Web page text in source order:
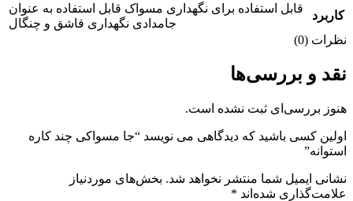
کاربرد
قابل استفاده برای نگهداری مسواک قابل استفاده به عنوان
جامدادی نگهداری قاشق و چنگال
نظرات (0)
نقد و بررسی‌ها
هنوز بررسی‌ای ثبت نشده است.
اولین کسی باشید که دیدگاهی می نویسد “جا مسواکی چند کاره
استوانه”
نشانی ایمیل شما منتشر نخواهد شد. بخش‌های موردنیاز
علامت‌گذاری شده‌اند *